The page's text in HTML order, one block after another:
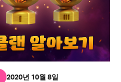
2020년 10월 8일